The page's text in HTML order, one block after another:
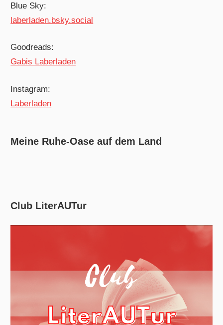
Blue Sky:
laberladen.bsky.social
Goodreads:
Gabis Laberladen
Instagram:
Laberladen
Meine Ruhe-Oase auf dem Land
Club LiterAUTur